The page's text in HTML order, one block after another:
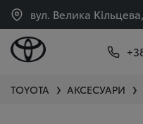
вул. Велика
TOYOTA ❯ АКСЕСУАРИ ❯